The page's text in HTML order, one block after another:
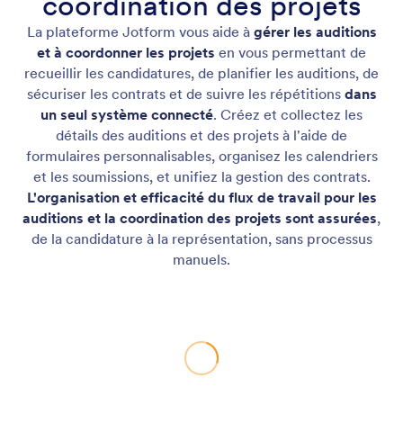
La plateforme Jotform vous aide à gérer les auditions
et à coordonner les projets en vous permettant de
recueillir les candidatures, de planifier les auditions, de
sécuriser les contrats et de suivre les répétitions dans
un seul système connecté. Créez et collectez les
détails des auditions et des projets à l'aide de
formulaires personnalisables, organisez les calendriers
et les soumissions, et unifiez la gestion des contrats.
L'organisation et efficacité du flux de travail pour les
auditions et la coordination des projets sont assurées,
de la candidature à la représentation, sans processus
manuels.